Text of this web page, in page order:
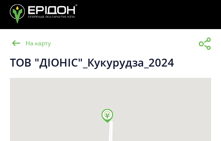
На карту
ТОВ "ДІОНІС"_Кукурудза_2024